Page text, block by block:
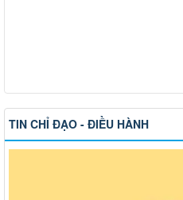
TIN CHỈ ĐẠO - ĐIỀU HÀNH